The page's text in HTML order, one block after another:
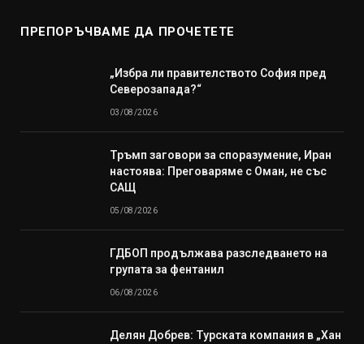
ПРЕПОРЪЧВАМЕ ДА ПРОЧЕТЕТЕ
„Избра ли правителството София пред
Северозапада?“
03/08/2026
Тръмп заговори за споразумение, Иран
настоява: Преговаряме с Оман, не със
САЩ
05/08/2026
ГДБОП продължава разследването на
групата за фентанил
06/08/2026
Делян Добрев: Турската компания в „Хан